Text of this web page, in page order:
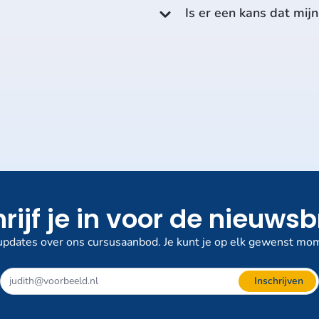
Is er een kans dat
je in voor de
over ons cursusaanbod. Je kunt je op elk gewenst
Inschrijven